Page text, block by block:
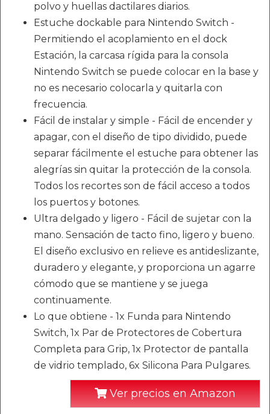
polvo y huellas dactilares diarios.
Estuche dockable para Nintendo Switch -
Permitiendo el acoplamiento en el dock
Estación, la carcasa rígida para la consola
Nintendo Switch se puede colocar en la base y
no es necesario colocarla y quitarla con
frecuencia.
Fácil de instalar y simple - Fácil de encender y
apagar, con el diseño de tipo dividido, puede
separar fácilmente el estuche para obtener las
alegrías sin quitar la protección de la consola.
Todos los recortes son de fácil acceso a todos
los puertos y botones.
Ultra delgado y ligero - Fácil de sujetar con la
mano. Sensación de tacto fino, ligero y bueno.
El diseño exclusivo en relieve es antideslizante,
duradero y elegante, y proporciona un agarre
cómodo que se mantiene y se juega
continuamente.
Lo que obtiene - 1x Funda para Nintendo
Switch, 1x Par de Protectores de Cobertura
Completa para Grip, 1x Protector de pantalla
de vidrio templado, 6x Silicona Para Pulgares.
Ver precios en Amazon